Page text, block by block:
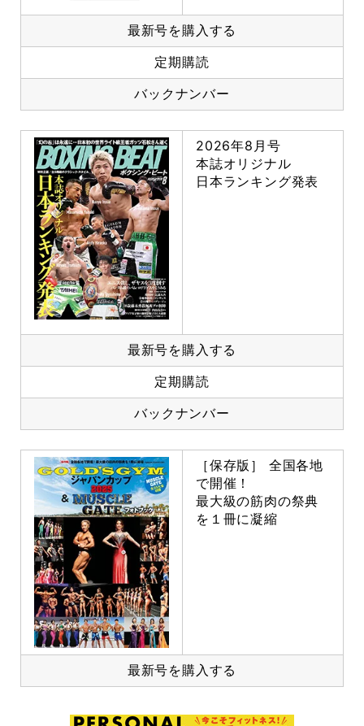
最新号を購入する
定期購読
バックナンバー
2026年8月号
本誌オリジナル
日本ランキング発表
最新号を購入する
定期購読
バックナンバー
［保存版］ 全国各地
で開催！
最大級の筋肉の祭典
を１冊に凝縮
最新号を購入する